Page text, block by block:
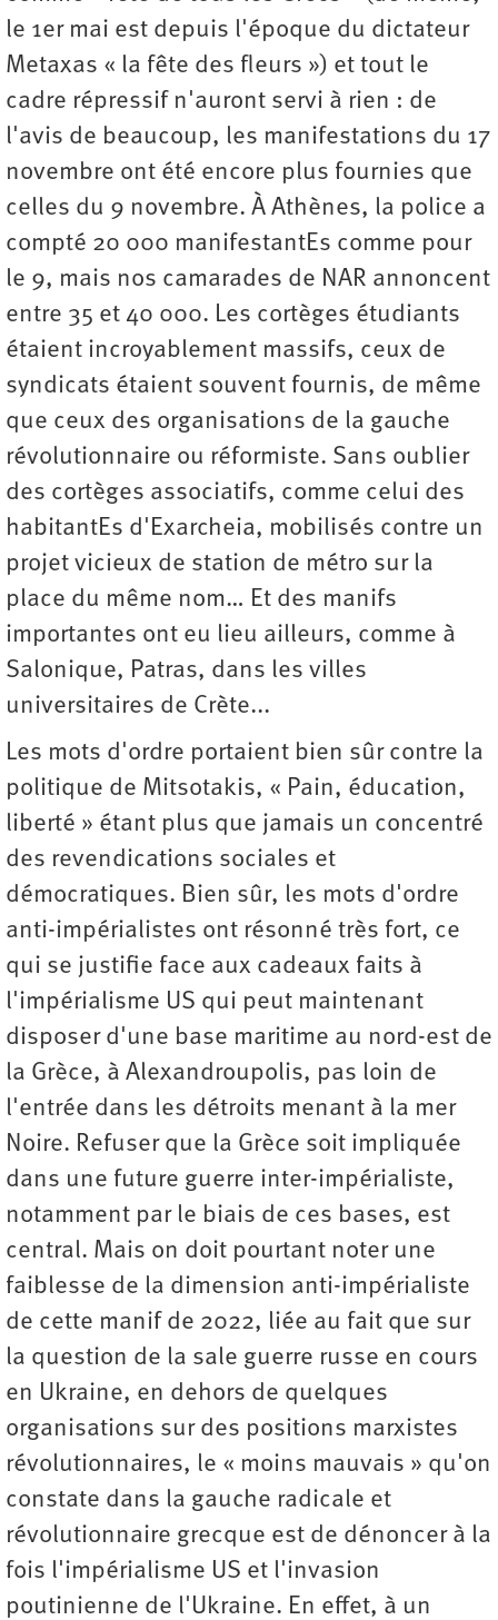
le 1er mai est depuis l'époque du dictateur
Metaxas « la fête des fleurs ») et tout le
cadre répressif n'auront servi à rien : de
l'avis de beaucoup, les manifestations du 17
novembre ont été encore plus fournies que
celles du 9 novembre. À Athènes, la police a
compté 20 000 manifestantEs comme pour
le 9, mais nos camarades de NAR annoncent
entre 35 et 40 000. Les cortèges étudiants
étaient incroyablement massifs, ceux de
syndicats étaient souvent fournis, de même
que ceux des organisations de la gauche
révolutionnaire ou réformiste. Sans oublier
des cortèges associatifs, comme celui des
habitantEs d'Exarcheia, mobilisés contre un
projet vicieux de station de métro sur la
place du même nom… Et des manifs
importantes ont eu lieu ailleurs, comme à
Salonique, Patras, dans les villes
universitaires de Crète...
Les mots d'ordre portaient bien sûr contre la
politique de Mitsotakis, « Pain, éducation,
liberté » étant plus que jamais un concentré
des revendications sociales et
démocratiques. Bien sûr, les mots d'ordre
anti-impérialistes ont résonné très fort, ce
qui se justifie face aux cadeaux faits à
l'impérialisme US qui peut maintenant
disposer d'une base maritime au nord-est de
la Grèce, à Alexandroupolis, pas loin de
l'entrée dans les détroits menant à la mer
Noire. Refuser que la Grèce soit impliquée
dans une future guerre inter-impérialiste,
notamment par le biais de ces bases, est
central. Mais on doit pourtant noter une
faiblesse de la dimension anti-impérialiste
de cette manif de 2022, liée au fait que sur
la question de la sale guerre russe en cours
en Ukraine, en dehors de quelques
organisations sur des positions marxistes
révolutionnaires, le « moins mauvais » qu'on
constate dans la gauche radicale et
révolutionnaire grecque est de dénoncer à la
fois l'impérialisme US et l'invasion
poutinienne de l'Ukraine. En effet, à un